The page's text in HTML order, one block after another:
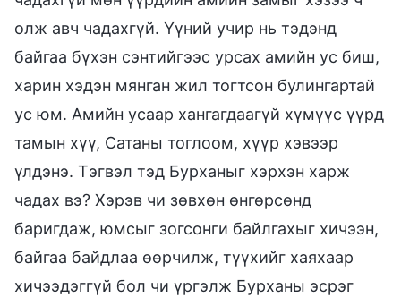
олж авч чадахгүй. Үүний учир нь тэдэнд
байгаа бүхэн сэнтийгээс урсах амийн ус биш,
харин хэдэн мянган жил тогтсон булингартай
ус юм. Амийн усаар хангагдаагүй хүмүүс үүрд
тамын хүү, Сатаны тоглоом, хүүр хэвээр
үлдэнэ. Тэгвэл тэд Бурханыг хэрхэн харж
чадах вэ? Хэрэв чи зөвхөн өнгөрсөнд
баригдаж, юмсыг зогсонги байлгахыг хичээн,
байгаа байдлаа өөрчилж, түүхийг хаяхаар
хичээдэггүй бол чи үргэлж Бурханы эсрэг